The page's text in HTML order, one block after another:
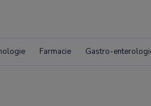
Farmacie Gastro-